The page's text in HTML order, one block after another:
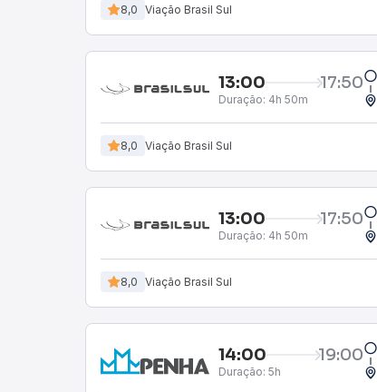
8,0 Viação Brasil Sul
13:00 17:50
Duração: 4h 50m
8,0 Viação Brasil Sul
13:00 17:50
Duração: 4h 50m
8,0 Viação Brasil Sul
14:00 19:00
Duração: 5h